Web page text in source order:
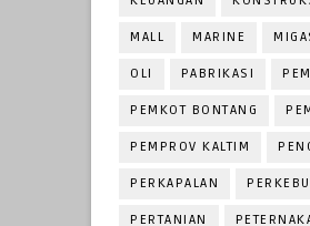
MALL MARINE
OLI PABRIKASI
PEMKOT BONTANG
PEMPROV KALTIM
PERKAPALAN
PERTANIAN